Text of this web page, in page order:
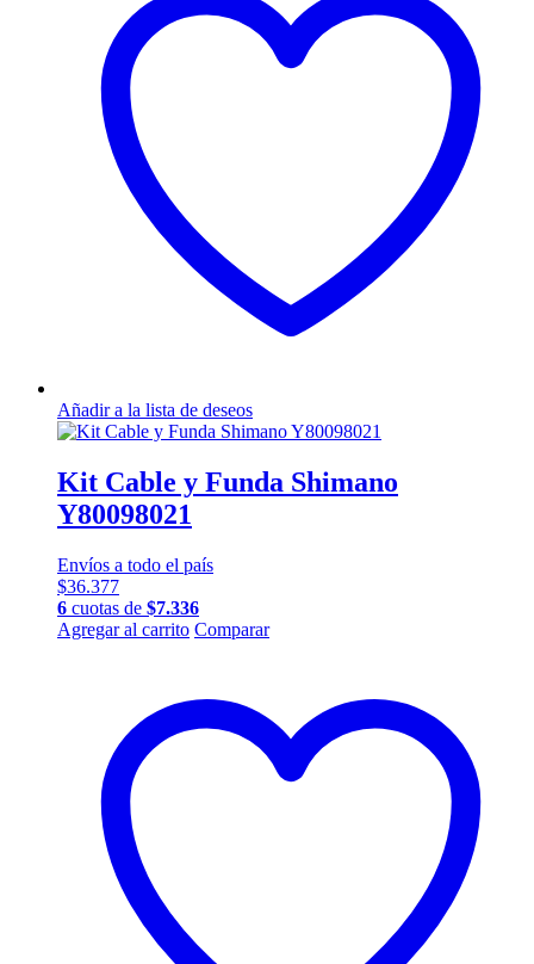
Añadir a la lista de deseos
Kit Cable y Funda Shimano
Y80098021
Envíos a todo el país
$36.377
6 cuotas de $7.336
Agregar al carrito Comparar